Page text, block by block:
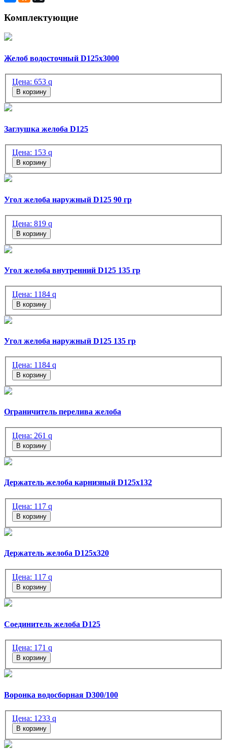
Комплектующие
Желоб водосточный D125х3000
Цена: 653 q
В корзину
Заглушка желоба D125
Цена: 153 q
В корзину
Угол желоба наружный D125 90 гр
Цена: 819 q
В корзину
Угол желоба внутренний D125 135 гр
Цена: 1184 q
В корзину
Угол желоба наружный D125 135 гр
Цена: 1184 q
В корзину
Ограничитель перелива желоба
Цена: 261 q
В корзину
Держатель желоба карнизный D125х132
Цена: 117 q
В корзину
Держатель желоба D125х320
Цена: 117 q
В корзину
Соединитель желоба D125
Цена: 171 q
В корзину
Воронка водосборная D300/100
Цена: 1233 q
В корзину